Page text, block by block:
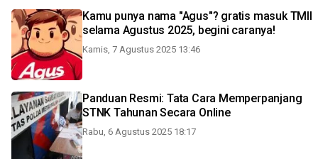
Kamu punya nama "Agus"? gratis masuk TMII
selama Agustus 2025, begini caranya!
Kamis, 7 Agustus 2025 13:46
Panduan Resmi: Tata Cara Memperpanjang
STNK Tahunan Secara Online
Rabu, 6 Agustus 2025 18:17